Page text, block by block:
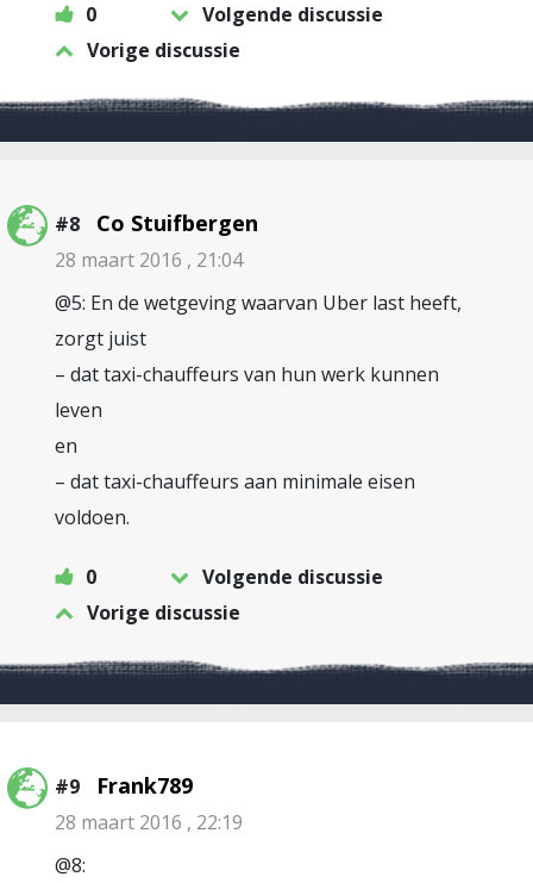
0
Volgende discussie
Vorige discussie
#8 Co Stuifbergen
28 maart 2016 , 21:04
@5: En de wetgeving waarvan Uber last heeft,
zorgt juist
– dat taxi-chauffeurs van hun werk kunnen
leven
en
– dat taxi-chauffeurs aan minimale eisen
voldoen.
0
Volgende discussie
Vorige discussie
#9 Frank789
28 maart 2016 , 22:19
@8: